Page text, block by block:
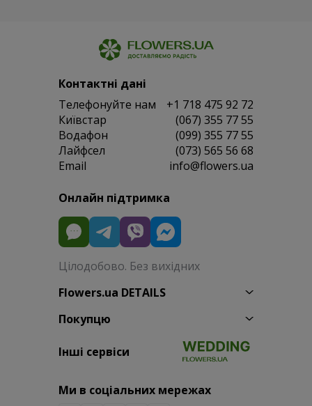
Контактні дані
Телефонуйте нам
+1 718 475 92 72
Київстар
(067) 355 77 55
Водафон
(099) 355 77 55
Лайфсел
(073) 565 56 68
Email
info@flowers.ua
Онлайн підтримка
Цілодобово. Без вихідних
Flowers.ua DETAILS
Покупцю
Інші сервіси
Ми в соціальних мережах